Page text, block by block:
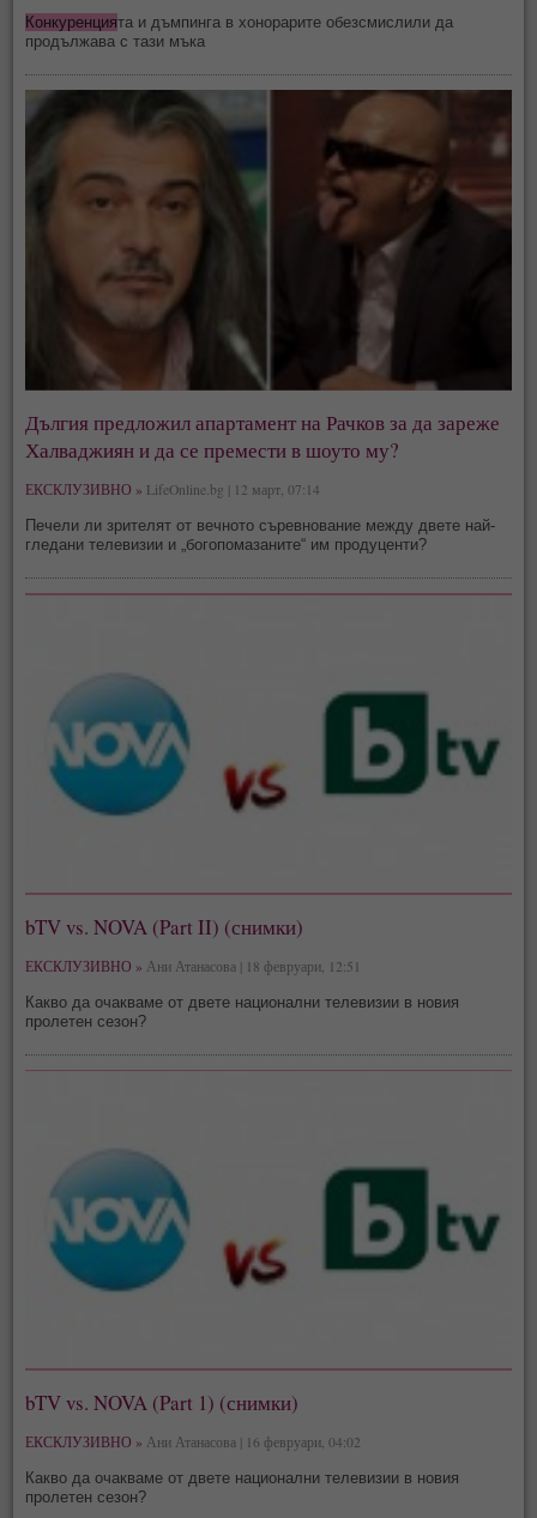
Конкуренцията и дъмпинга в хонорарите обезсмислили да
продължава с тази мъка
Дългия предложил апартамент на Рачков за да зареже
Халваджиян и да се премести в шоуто му?
ЕКСКЛУЗИВНО » LifeOnline.bg | 12 март, 07:14
Печели ли зрителят от вечното съревнование между двете най-
гледани телевизии и „богопомазаните“ им продуценти?
bTV vs. NOVA (Part II) (снимки)
ЕКСКЛУЗИВНО » Ани Атанасова | 18 февруари, 12:51
Какво да очакваме от двете национални телевизии в новия
пролетен сезон?
bTV vs. NOVA (Part 1) (снимки)
ЕКСКЛУЗИВНО » Ани Атанасова | 16 февруари, 04:02
Какво да очакваме от двете национални телевизии в новия
пролетен сезон?